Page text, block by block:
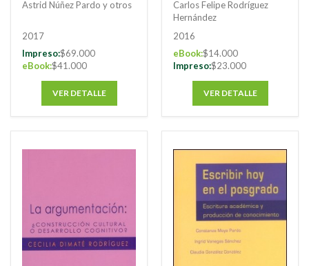
Astrid Núñez Pardo y otros
2017
Impreso:$69.000
eBook:$41.000
VER DETALLE
Carlos Felipe Rodríguez
Hernández
2016
eBook:$14.000
Impreso:$23.000
VER DETALLE